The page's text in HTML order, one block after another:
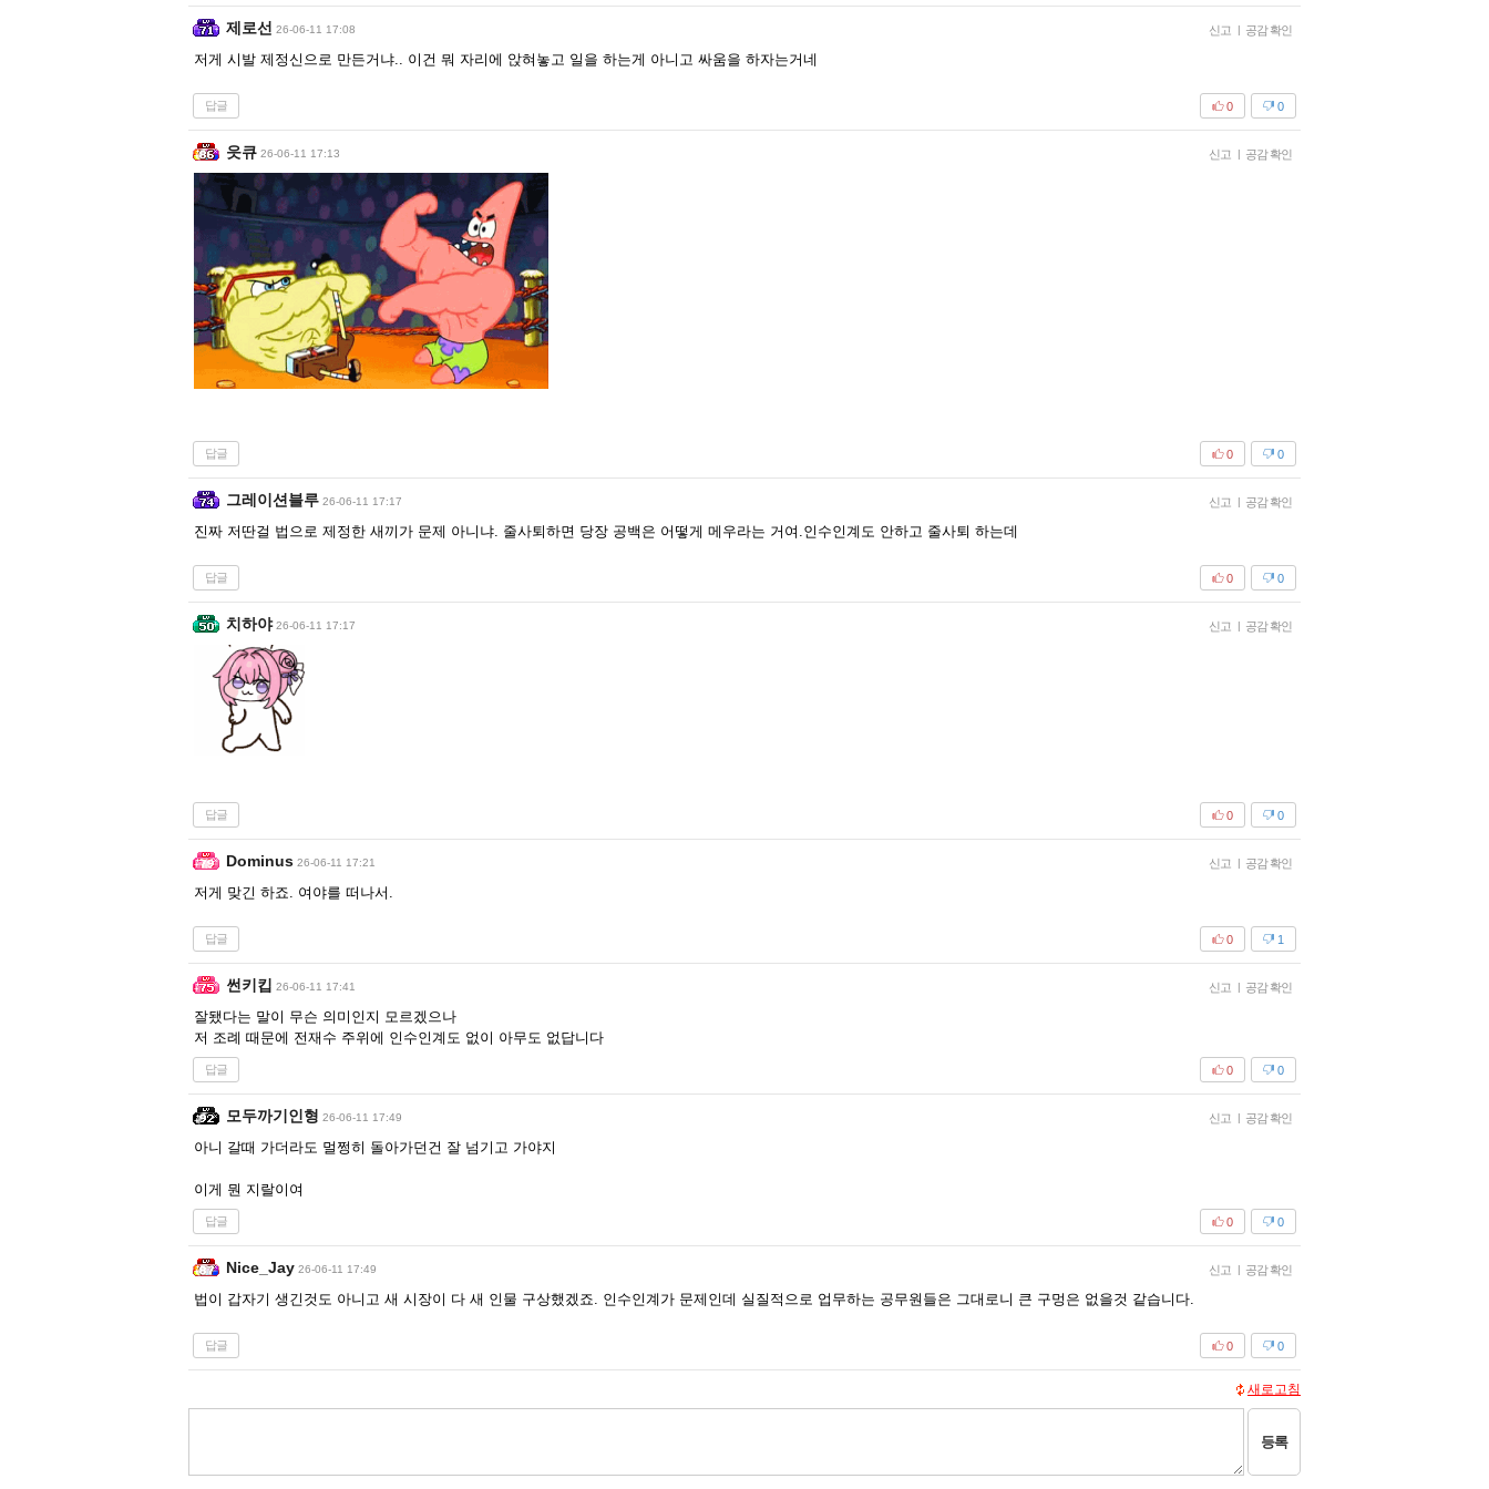
제로선 26-06-11 17:08 신고 | 공감 확인
저게 시발 제정신으로 만든거냐.. 이건 뭐 자리에 앉혀놓고 일을 하는게 아니고 싸움을 하자는거네
답글 0
0
읏큐 26-06-11 17:13 신고 | 공감 확인
답글 0
0
그레이션블루 26-06-11 17:17 신고 | 공감 확인
진짜 저딴걸 법으로 제정한 새끼가 문제 아니냐. 줄사퇴하면 당장 공백은 어떻게 메우라는 거여.인수인계도 안하고 줄사퇴 하는데
답글 0
0
치하야 26-06-11 17:17 신고 | 공감 확인
답글 0
0
Dominus 26-06-11 17:21 신고 | 공감 확인
저게 맞긴 하죠. 여야를 떠나서.
답글 1
0
썬키킵 26-06-11 17:41 신고 | 공감 확인
잘됐다는 말이 무슨 의미인지 모르겠으나
저 조례 때문에 전재수 주위에 인수인계도 없이 아무도 없답니다
답글 0
0
모두까기인형 26-06-11 17:49 신고 | 공감 확인
아니 갈때 가더라도 멀쩡히 돌아가던건 잘 넘기고 가야지
이게 뭔 지랄이여
답글 0
0
Nice_Jay 26-06-11 17:49 신고 | 공감 확인
법이 갑자기 생긴것도 아니고 새 시장이 다 새 인물 구상했겠죠. 인수인계가 문제인데 실질적으로 업무하는 공무원들은 그대로니 큰 구멍은 없을것 같습니다.
답글 0
0
새로고침
등록